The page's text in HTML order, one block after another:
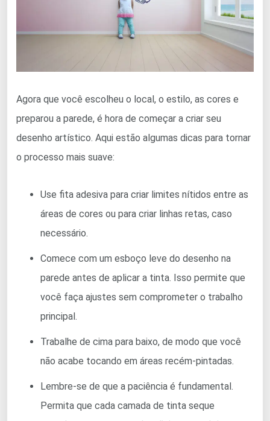
Agora que você escolheu o local, o estilo, as cores e
preparou a parede, é hora de começar a criar seu
desenho artístico. Aqui estão algumas dicas para tornar
o processo mais suave:
Use fita adesiva para criar limites nítidos entre as
áreas de cores ou para criar linhas retas, caso
necessário.
Comece com um esboço leve do desenho na
parede antes de aplicar a tinta. Isso permite que
você faça ajustes sem comprometer o trabalho
principal.
Trabalhe de cima para baixo, de modo que você
não acabe tocando em áreas recém-pintadas.
Lembre-se de que a paciência é fundamental.
Permita que cada camada de tinta seque